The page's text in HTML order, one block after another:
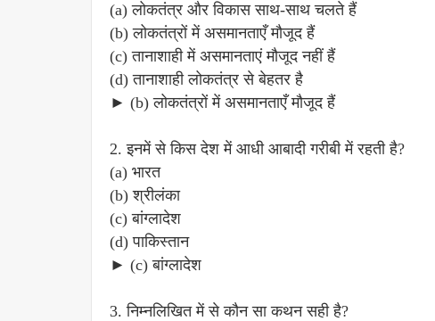
(a) लोकतंत्र और विकास साथ-साथ चलते हैं
(b) लोकतंत्रों में असमानताएँ मौजूद हैं
(c) तानाशाही में असमानताएं मौजूद नहीं हैं
(d) तानाशाही लोकतंत्र से बेहतर है
► (b) लोकतंत्रों में असमानताएँ मौजूद हैं
2. इनमें से किस देश में आधी आबादी गरीबी में रहती है?
(a) भारत
(b) श्रीलंका
(c) बांग्लादेश
(d) पाकिस्तान
► (c) बांग्लादेश
3. निम्नलिखित में से कौन सा कथन सही है?